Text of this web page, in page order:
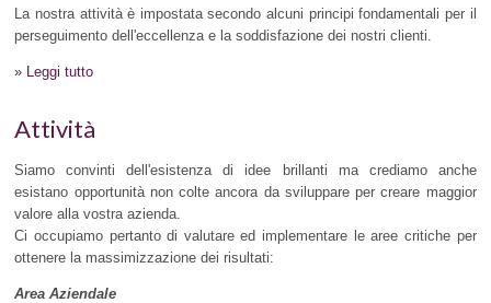
La nostra attività è impostata secondo alcuni principi fondamentali per il
perseguimento dell'eccellenza e la soddisfazione dei nostri clienti.
» Leggi tutto
Attività
Siamo convinti dell'esistenza di idee brillanti ma crediamo anche
esistano opportunità non colte ancora da sviluppare per creare maggior
valore alla vostra azienda.
Ci occupiamo pertanto di valutare ed implementare le aree critiche per
ottenere la massimizzazione dei risultati:
Area Aziendale